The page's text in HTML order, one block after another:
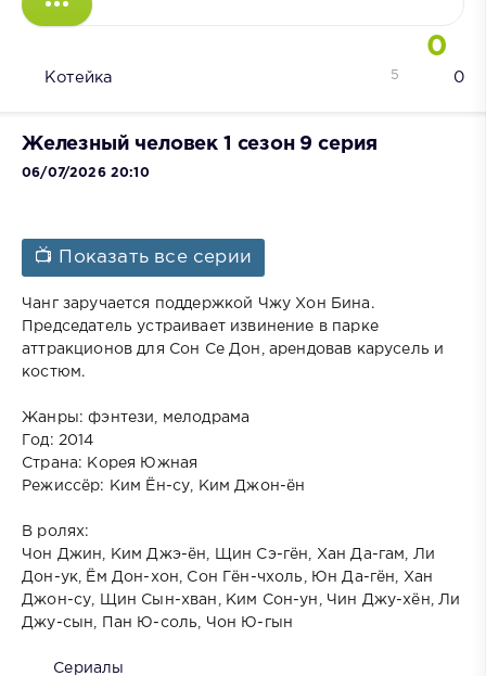
0
Котейка 0
5
Железный человек 1 сезон 9 серия
06/07/2026 20:10
📺 Показать все серии
Чанг заручается поддержкой Чжу Хон Бина.
Председатель устраивает извинение в парке
аттракционов для Сон Се Дон, арендовав карусель и
костюм.
Жанры: фэнтези, мелодрама
Год: 2014
Страна: Корея Южная
Режиссёр: Ким Ён-су, Ким Джон-ён
В ролях:
Чон Джин, Ким Джэ-ён, Щин Сэ-гён, Хан Да-гам, Ли
Дон-ук, Ём Дон-хон, Сон Гён-чхоль, Юн Да-гён, Хан
Джон-су, Щин Сын-хван, Ким Сон-ун, Чин Джу-хён, Ли
Джу-сын, Пан Ю-соль, Чон Ю-гын
Сериалы